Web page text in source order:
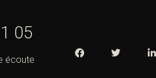
05
écoute